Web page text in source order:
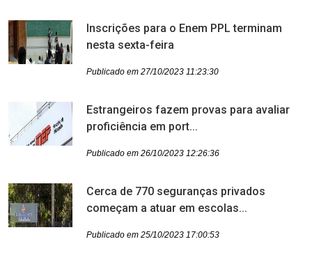
Inscrições para o Enem PPL terminam
nesta sexta-feira
Publicado em 27/10/2023 11:23:30
Estrangeiros fazem provas para avaliar
proficiência em port...
Publicado em 26/10/2023 12:26:36
Cerca de 770 seguranças privados
começam a atuar em escolas...
Publicado em 25/10/2023 17:00:53